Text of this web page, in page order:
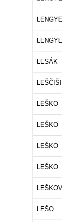
LESÁK
LEŠKO
LEŠKO
LEŠKO
LEŠKO
LEŠO